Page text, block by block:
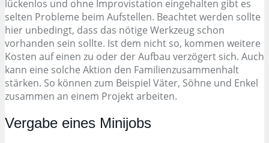
lückenlos und ohne Improvistation eingehalten gibt es
selten Probleme beim Aufstellen. Beachtet werden sollte
hier unbedingt, dass das nötige Werkzeug schon
vorhanden sein sollte. Ist dem nicht so, kommen weitere
Kosten auf einen zu oder der Aufbau verzögert sich. Auch
kann eine solche Aktion den Familienzusammenhalt
stärken. So können zum Beispiel Väter, Söhne und Enkel
zusammen an einem Projekt arbeiten.
Vergabe eines Minijobs